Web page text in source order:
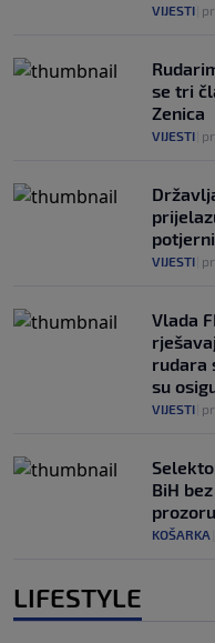
VIJESTI
se tri
Zenica
VIJESTI
VIJESTI
Vlada
rudara
su
VIJESTI
BiH
KOŠARKA
LIFESTYLE